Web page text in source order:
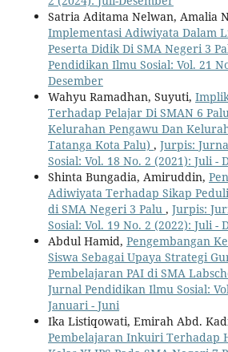
Satria Aditama Nelwan, Amalia
Implementasi Adiwiyata Dalam
Peserta Didik Di SMA Negeri 3
Pendidikan Ilmu Sosial: Vol. 21
Desember
Wahyu Ramadhan, Suyuti,
Terhadap Pelajar Di SMAN 6
Kelurahan Pengawu Dan
Tatanga Kota Palu) , Jurpis:
Sosial: Vol. 18 No. 2 (2021): Juli -
Shinta Bungadia, Amiruddin,
Adiwiyata Terhadap Sikap
di SMA Negeri 3 Palu , Jurpis:
Sosial: Vol. 19 No. 2 (2022): Juli -
Abdul Hamid, Pengembangan
Siswa Sebagai Upaya Strategi
Pembelajaran PAI di SMA
Jurnal Pendidikan Ilmu Sosial:
Januari - Juni
Ika Listiqowati, Emirah Abd.
Pembelajaran Inkuiri Terhadap